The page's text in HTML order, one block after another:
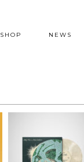
SHOP NEWS